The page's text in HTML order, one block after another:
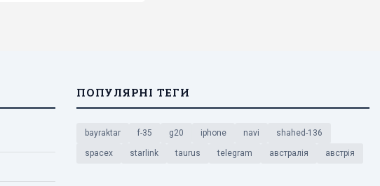
ПОПУЛЯРНІ ТЕГИ
bayraktar f-35 g20 iphone navi shahed-136
spacex starlink taurus telegram австралія австрія